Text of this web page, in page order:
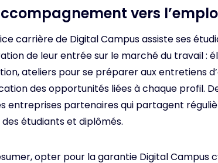
vers
carrière de Digital Campus assiste ses
de leur entrée sur le marché du travail :
ateliers pour se préparer aux entretiens
des opportunités liées à chaque profil.
entreprises partenaires qui partagent
étudiants et diplômés.
opter pour la garantie Digital Campus